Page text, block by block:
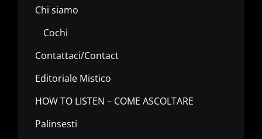
Chi siamo
Cochi
Contattaci/Contact
Editoriale Mistico
HOW TO LISTEN – COME ASCOLTARE
Palinsesti